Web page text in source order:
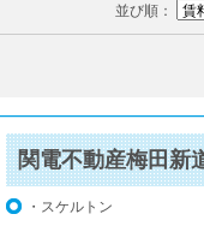
並び順：
関電不動産梅田新
・スケルトン